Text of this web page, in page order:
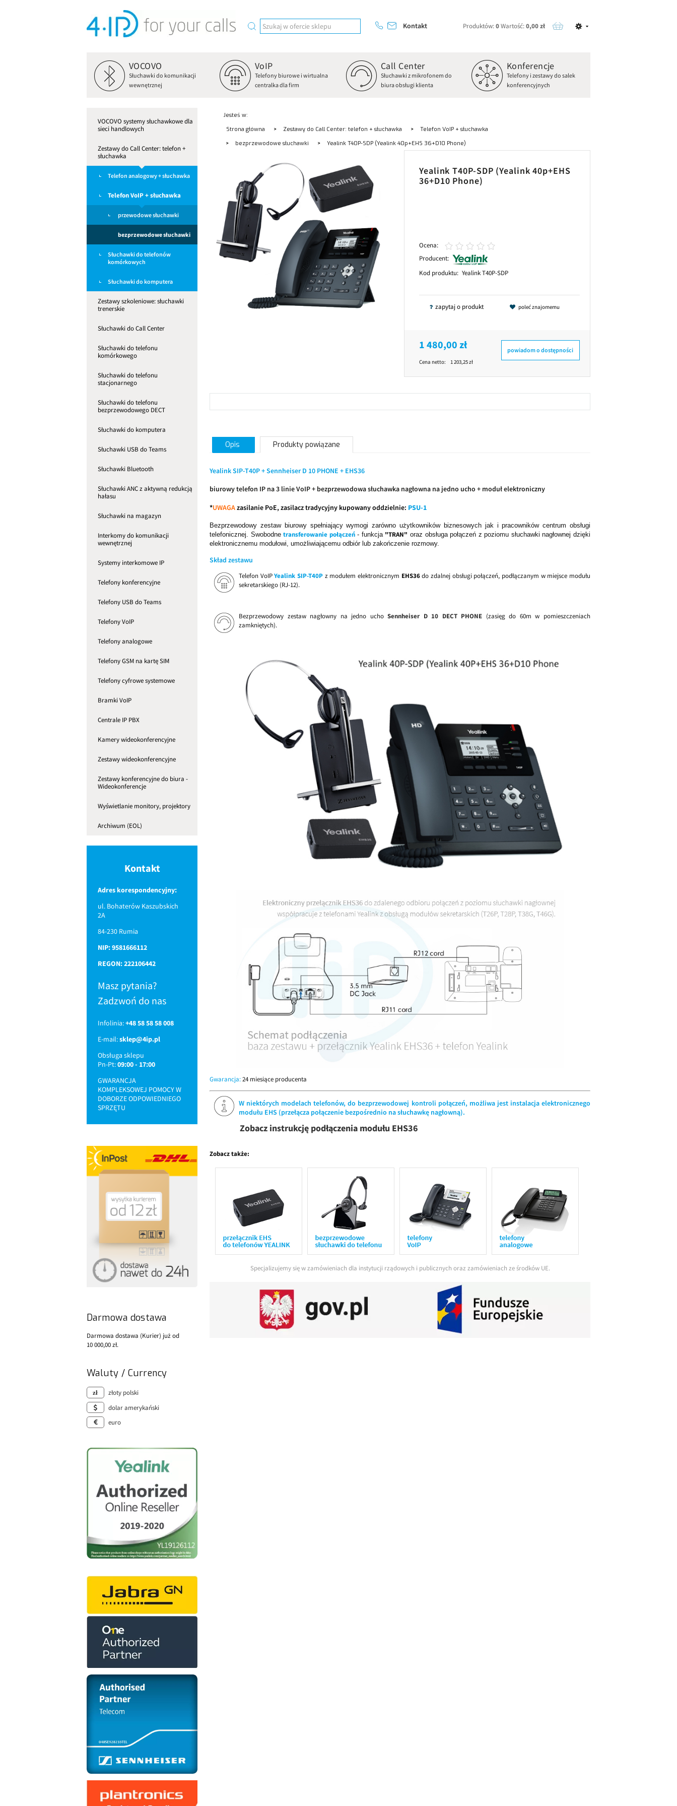
Kontakt Produktów:0Wartość:0,00 zł
VOCOVO
Słuchawki do komunikacji
wewnętrznej
VoIP
Telefony biurowe i wirtualna
centralka dla firm
Call Center
Słuchawki z mikrofonem do
biura obsługi klienta
Konferencje
Telefony i zestawy do salek
konferencyjnych
VOCOVO systemy słuchawkowe dla
sieci handlowych
Zestawy do Call Center: telefon +
słuchawka
Telefon analogowy + słuchawka
Telefon VoIP + słuchawka
przewodowe słuchawki
bezprzewodowe słuchawki
Słuchawki do telefonów
komórkowych
Słuchawki do komputera
Zestawy szkoleniowe: słuchawki
trenerskie
Słuchawki do Call Center
Słuchawki do telefonu
komórkowego
Słuchawki do telefonu
stacjonarnego
Słuchawki do telefonu
bezprzewodowego DECT
Słuchawki do komputera
Słuchawki USB do Teams
Słuchawki Bluetooth
Słuchawki ANC z aktywną redukcją
hałasu
Słuchawki na magazyn
Interkomy do komunikacji
wewnętrznej
Systemy interkomowe IP
Telefony konferencyjne
Telefony USB do Teams
Telefony VoIP
Telefony analogowe
Telefony GSM na kartę SIM
Telefony cyfrowe systemowe
Bramki VoIP
Centrale IP PBX
Kamery wideokonferencyjne
Zestawy wideokonferencyjne
Zestawy konferencyjne do biura -
Wideokonferencje
Wyświetlanie monitory, projektory
Archiwum (EOL)
Kontakt
Adres korespondencyjny:
ul. Bohaterów Kaszubskich
2A
84-230 Rumia
NIP: 9581666112
REGON: 222106442
Masz pytania?
Zadzwoń do nas
Infolinia:+48 58 58 58 008
E-mail:sklep@4ip.pl
Obsługa sklepu
Pn-Pt:09:00 - 17:00
GWARANCJA
KOMPLEKSOWEJ POMOCY W
DOBORZE ODPOWIEDNIEGO
SPRZĘTU
Darmowa dostawa
Darmowa dostawa (Kurier) już od
10 000,00 zł.
Waluty / Currency
złoty polski
dolar amerykański
euro
Jesteś w:
Strona główna
Zestawy do Call Center: telefon + słuchawka
Telefon VoIP + słuchawka
bezprzewodowe słuchawki
Yealink T40P-SDP (Yealink 40p+EHS 36+D10 Phone)
Yealink T40P-SDP (Yealink 40p+EHS
36+D10 Phone)
Ocena:
Producent:
Kod produktu: Yealink T40P-SDP
zapytaj o produkt poleć znajomemu
1 480,00 zł
Cena netto: 1 203,25 zł
powiadom o dostępności
Opis Produkty powiązane
Yealink SIP-T40P + Sennheiser D 10 PHONE + EHS36
biurowy telefon IP na 3 linie VoIP + bezprzewodowa słuchawka nagłowna na jedno ucho + moduł elektroniczny
*UWAGAzasilanie PoE, zasilacz tradycyjny kupowany oddzielnie: PSU-1
Bezprzewodowy zestaw biurowy spełniający wymogi zarówno użytkowników biznesowych jak i pracowników centrum obsługi
telefonicznej. Swobodnetransferowanie połączeń- funkcja "TRAN" oraz obsługa połączeń z poziomu słuchawki nagłownej dzięki
elektronicznemu modułowi, umożliwiającemu odbiór lub zakończenie rozmowy.
Skład zestawu
Telefon VoIPYealink SIP-T40P z modułem elektronicznym EHS36do zdalnej obsługi połączeń, podłączanym w miejsce modułu
sekretarskiego (RJ-12).
Bezprzewodowy zestaw nagłowny na jedno uchoSennheiser D 10 DECT PHONE (zasięg do 60m w pomieszczeniach
zamkniętych).
Gwarancja:24 miesiące producenta
W niektórych modelach telefonów, do bezprzewodowej kontroli połączeń, możliwa jest instalacja elektronicznego
modułu EHS (przełącza połączenie bezpośrednio na słuchawkę nagłowną).
Zobacz instrukcję podłączenia modułu EHS36
Zobacz także:
Specjalizujemy się w zamówieniach dla instytucji rządowych i publicznych oraz zamówieniach ze środków UE.